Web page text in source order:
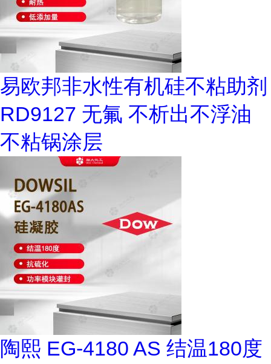
易欧邦非水性有机硅不粘助剂
RD9127 无氟 不析出不浮油
不粘锅涂层
陶熙 EG-4180 AS 结温180度